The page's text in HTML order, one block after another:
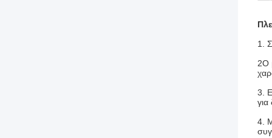
1.
2Ο
3.
4.